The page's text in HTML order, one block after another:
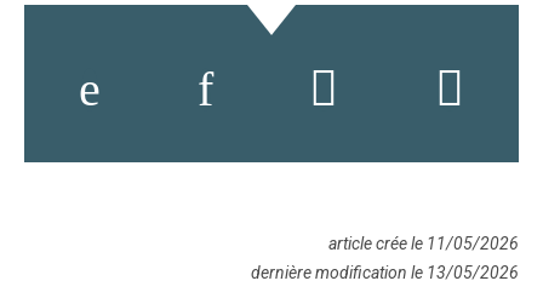
article crée le 11/05/2026
dernière modification le 13/05/2026